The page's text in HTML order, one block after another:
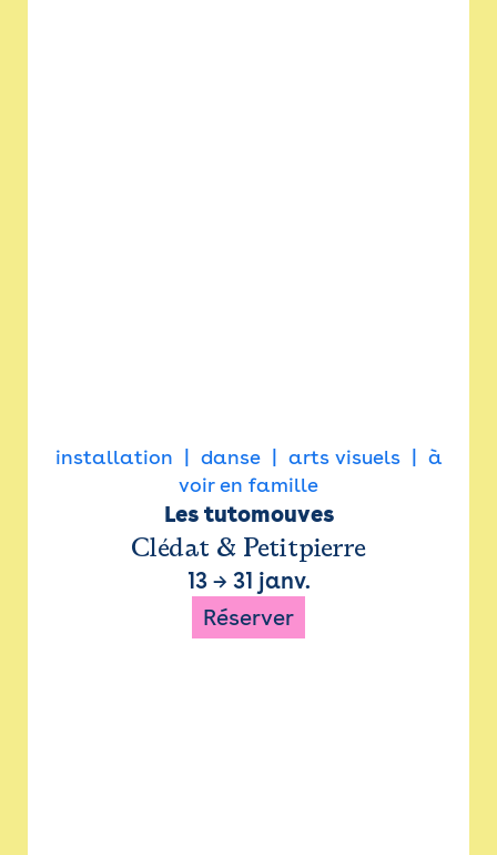
installation danse arts visuels
à
voir en famille
Les tutomouves
Clédat & Petitpierre
13→ 31 janv.
Réserver